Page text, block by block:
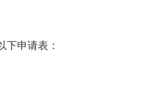
下申请表：